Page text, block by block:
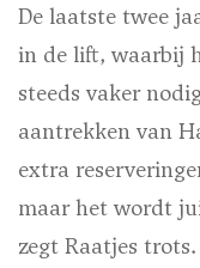
De laatste twee
in de lift, waarbij
steeds vaker
aantrekken van
extra
maar het wordt
zegt Raatjes trots.